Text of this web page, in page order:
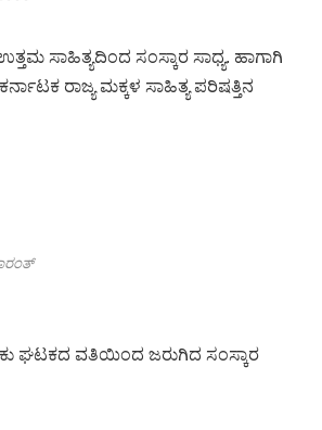
ಸಾಹಿತ್ಯದಿಂದ ಸಂಸ್ಕಾರ ಸಾಧ್ಯ. ಹಾಗಾಗಿ
ರಾಜ್ಯ ಮಕ್ಕಳ ಸಾಹಿತ್ಯ ಪರಿಷತ್ತಿನ
ಘಟಕದ ವತಿಯಿಂದ ಜರುಗಿದ ಸಂಸ್ಕಾರ